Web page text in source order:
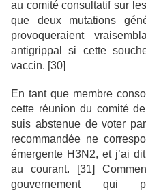
au comité consultatif sur
que deux mutations
provoqueraient
antigrippal si cette
vaccin. [30]
En tant que membre
cette réunion du comité
suis abstenue de voter
recommandée ne
émergente H3N2, et j’ai
au courant. [31]
gouvernement qui